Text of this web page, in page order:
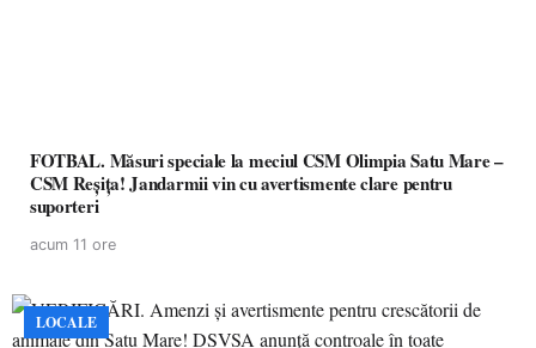
FOTBAL. Măsuri speciale la meciul CSM Olimpia Satu Mare –
CSM Reșița! Jandarmii vin cu avertismente clare pentru
suporteri
acum 11 ore
LOCALE